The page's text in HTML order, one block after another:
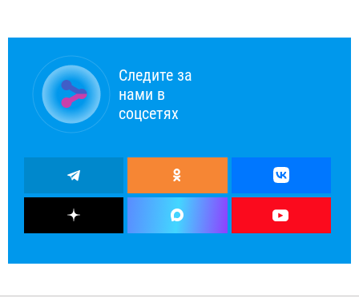
Следите за
нами в
соцсетях